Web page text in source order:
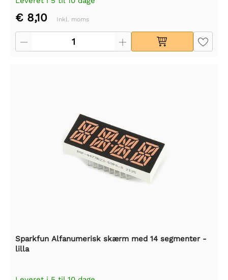
€ 8,10 Inkl. moms
Sparkfun Alfanumerisk skærm med 14 segmenter -
lilla